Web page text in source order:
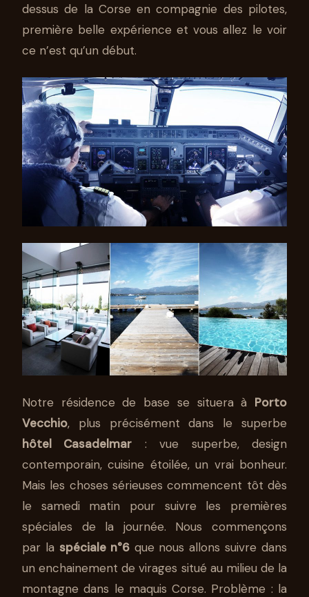
dessus de la Corse en compagnie des pilotes,
première belle expérience et vous allez le voir
ce n’est qu’un début.
Notre résidence de base se situera à Porto
Vecchio, plus précisément dans le superbe
hôtel Casadelmar : vue superbe, design
contemporain, cuisine étoilée, un vrai bonheur.
Mais les choses sérieuses commencent tôt dès
le samedi matin pour suivre les premières
spéciales de la journée. Nous commençons
par la spéciale n°6que nous allons suivre dans
un enchainement de virages situé au milieu de la
montagne dans le maquis Corse. Problème : la